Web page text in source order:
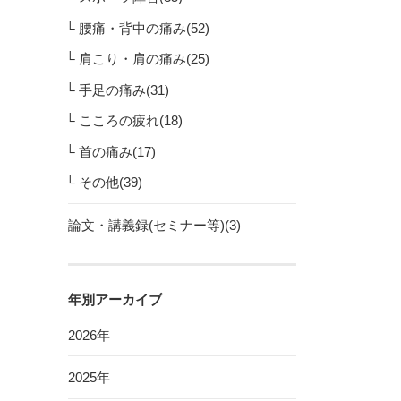
腰痛・背中の痛み(52)
肩こり・肩の痛み(25)
手足の痛み(31)
こころの疲れ(18)
首の痛み(17)
その他(39)
論文・講義録(セミナー等)(3)
年別アーカイブ
2026年
2025年